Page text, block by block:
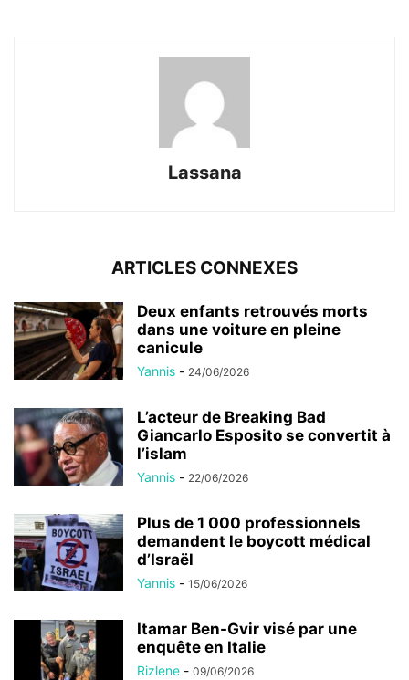
Lassana
ARTICLES CONNEXES
Deux enfants retrouvés morts
dans une voiture en pleine
canicule
Yannis - 24/06/2026
L’acteur de Breaking Bad
Giancarlo Esposito se convertit à
l’islam
Yannis - 22/06/2026
Plus de 1 000 professionnels
demandent le boycott médical
d’Israël
Yannis - 15/06/2026
Itamar Ben-Gvir visé par une
enquête en Italie
Rizlene - 09/06/2026